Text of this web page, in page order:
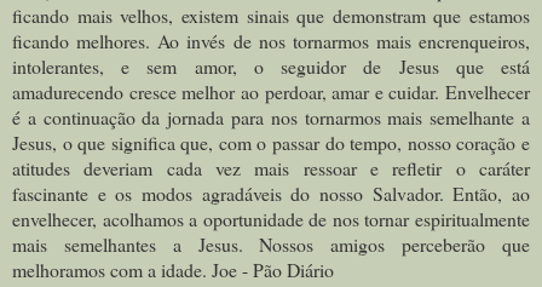
ficando mais velhos, existem sinais que demonstram que estamos
ficando melhores. Ao invés de nos tornarmos mais encrenqueiros,
intolerantes, e sem amor, o seguidor de Jesus que está
amadurecendo cresce melhor ao perdoar, amar e cuidar. Envelhecer
é a continuação da jornada para nos tornarmos mais semelhante a
Jesus, o que significa que, com o passar do tempo, nosso coração e
atitudes deveriam cada vez mais ressoar e refletir o caráter
fascinante e os modos agradáveis do nosso Salvador. Então, ao
envelhecer, acolhamos a oportunidade de nos tornar espiritualmente
mais semelhantes a Jesus. Nossos amigos perceberão que
melhoramos com a idade. Joe - Pão Diário